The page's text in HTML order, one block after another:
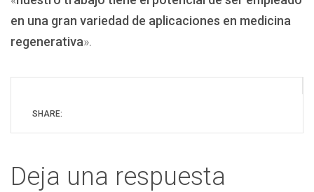
en una gran variedad de aplicaciones en medicina
regenerativa».
SHARE:
Deja una respuesta